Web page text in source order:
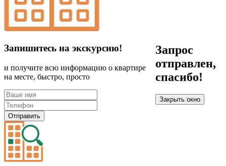
Запишитесь на экскурсию!
и получите всю информацию о квартире
на месте, быстро, просто
Отправить
Запрос
отправлен,
спасибо!
Закрыть окно